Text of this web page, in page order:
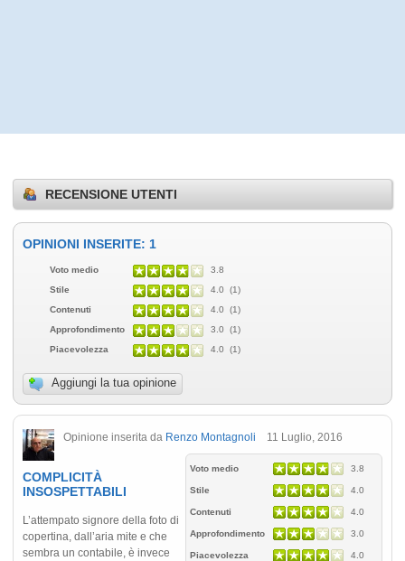
RECENSIONE UTENTI
OPINIONI INSERITE: 1
Voto medio
3.8
Stile
4.0 (1)
Contenuti
4.0 (1)
Approfondimento
3.0 (1)
Piacevolezza
4.0 (1)
Aggiungi la tua opinione
Opinione inserita da Renzo Montagnoli 11 Luglio, 2016
Voto medio 3.8
Stile 4.0
Contenuti 4.0
Approfondimento 3.0
Piacevolezza 4.0
COMPLICITÀ
INSOSPETTABILI
L’attempato signore della foto di
copertina, dall’aria mite e che
sembra un contabile, è invece